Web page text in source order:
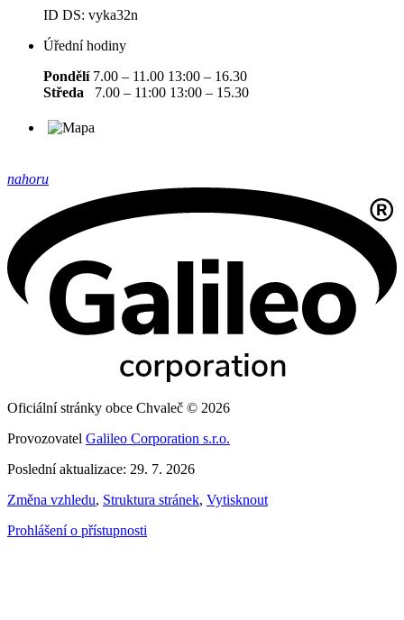
ID DS: vyka32n
Úřední hodiny
Pondělí 7.00 – 11.00 13:00 – 16.30
Středa 7.00 – 11:00 13:00 – 15.30
nahoru
Oficiální stránky obce Chvaleč © 2026
Provozovatel Galileo Corporation s.r.o.
Poslední aktualizace: 29. 7. 2026
Změna vzhledu, Struktura stránek, Vytisknout
Prohlášení o přístupnosti